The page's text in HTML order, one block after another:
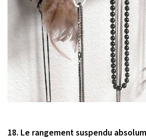
18. Le rangement suspendu